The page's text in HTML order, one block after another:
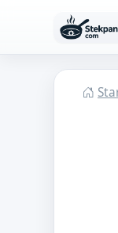
Hoppa till